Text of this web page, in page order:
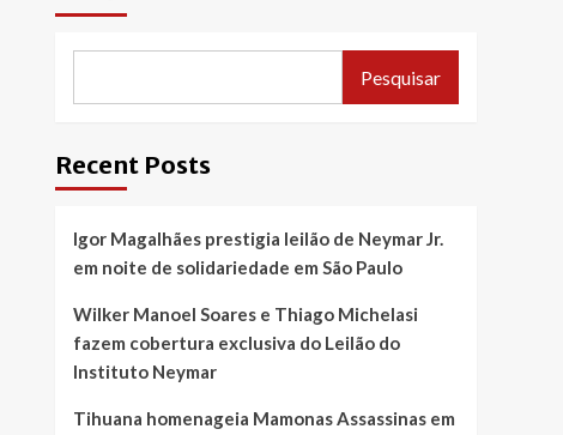
Pesquisar
Recent Posts
Igor Magalhães prestigia leilão de Neymar Jr.
em noite de solidariedade em São Paulo
Wilker Manoel Soares e Thiago Michelasi
fazem cobertura exclusiva do Leilão do
Instituto Neymar
Tihuana homenageia Mamonas Assassinas em